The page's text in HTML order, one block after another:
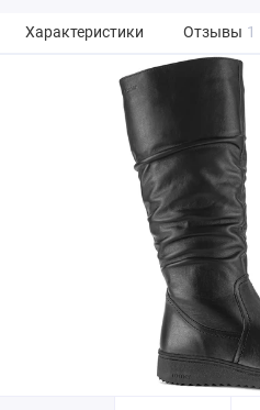
Характеристики Отзывы 1